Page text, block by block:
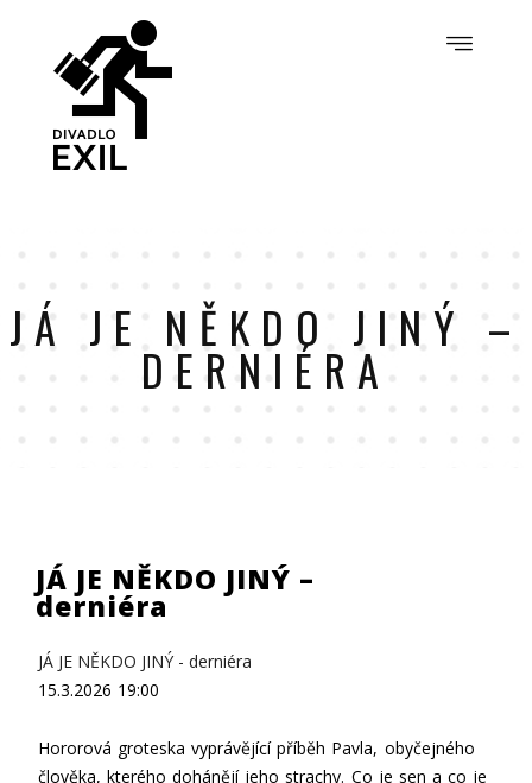
JÁ JE NĚKDO JINÝ –
DERNIÉRA
JÁ JE NĚKDO JINÝ –
derniéra
JÁ JE NĚKDO JINÝ - derniéra
15.3.2026 19:00
Hororová groteska vyprávějící příběh Pavla, obyčejného
člověka, kterého dohánějí jeho strachy. Co je sen a co je